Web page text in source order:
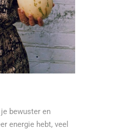
bewuster en
energie hebt, veel